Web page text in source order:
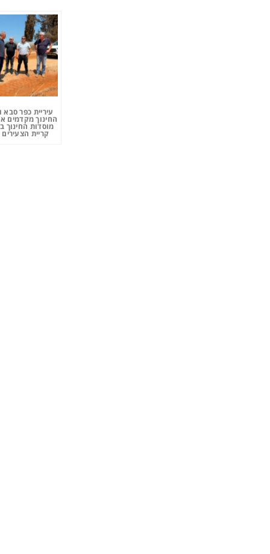
עיריית כפר
החינוך מקדמים
מוסדות החינוך
קריית